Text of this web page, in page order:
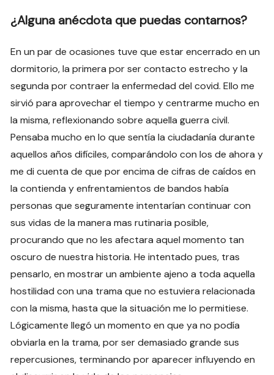
¿Alguna anécdota que puedas contarnos?
En un par de ocasiones tuve que estar encerrado en un
dormitorio, la primera por ser contacto estrecho y la
segunda por contraer la enfermedad del covid. Ello me
sirvió para aprovechar el tiempo y centrarme mucho en
la misma, reflexionando sobre aquella guerra civil.
Pensaba mucho en lo que sentía la ciudadanía durante
aquellos años difíciles, comparándolo con los de ahora y
me di cuenta de que por encima de cifras de caídos en
la contienda y enfrentamientos de bandos había
personas que seguramente intentarían continuar con
sus vidas de la manera mas rutinaria posible,
procurando que no les afectara aquel momento tan
oscuro de nuestra historia. He intentado pues, tras
pensarlo, en mostrar un ambiente ajeno a toda aquella
hostilidad con una trama que no estuviera relacionada
con la misma, hasta que la situación me lo permitiese.
Lógicamente llegó un momento en que ya no podía
obviarla en la trama, por ser demasiado grande sus
repercusiones, terminando por aparecer influyendo en